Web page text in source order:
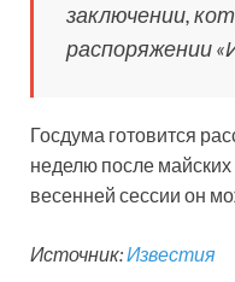
заключении,
распоряжении
Госдума готовится
неделю после майских
весенней сессии он
Источник:Известия